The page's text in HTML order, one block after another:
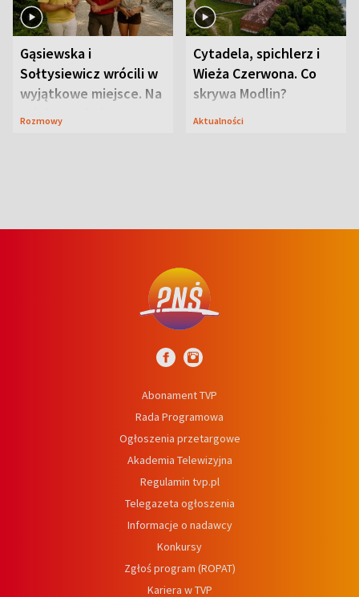
Gąsiewska i
Sołtysiewicz wrócili w
wyjątkowe miejsce. Na
szlaku czekał
Rozmowy
Cytadela, spichlerz i
Wieża Czerwona. Co
skrywa Modlin?
Aktualności
Abonament TVP
Rada Programowa
Ogłoszenia przetargowe
Akademia Telewizyjna
Regulamin tvp.pl
Telegazeta ogłoszenia
Informacje o nadawcy
Konkursy
Zgłoś program (ROPAT)
Kariera w TVP